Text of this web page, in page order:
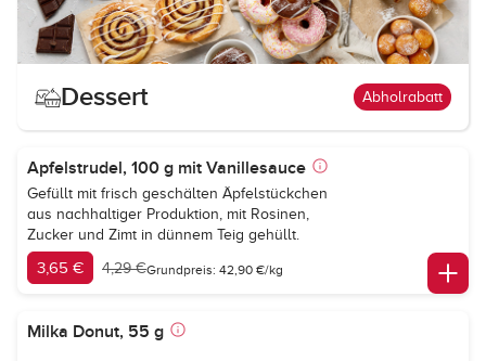
Dessert Abholrabatt
Apfelstrudel, 100 g mit Vanillesauce
Gefüllt mit frisch geschälten Äpfelstückchen
aus nachhaltiger Produktion, mit Rosinen,
Zucker und Zimt in dünnem Teig gehüllt.
3,65 € 4,29 €Grundpreis: 42,90 €/kg
Milka Donut, 55 g